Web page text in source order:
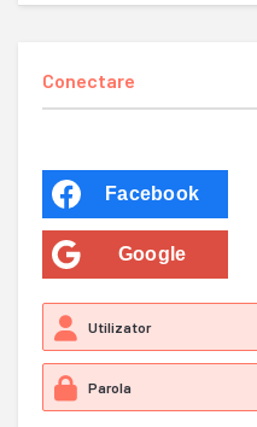
Conectare
Facebook
Google